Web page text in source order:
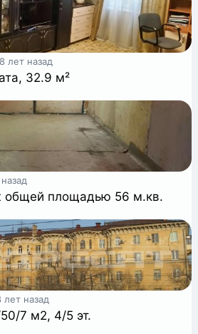
8 лет назад
32.9 м²
общей площадью 56 м.кв.
лет назад
7 м2, 4/5 эт.